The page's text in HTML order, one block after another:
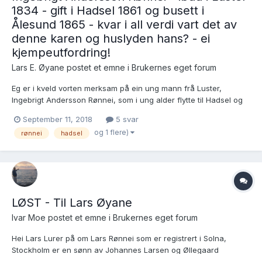
1834 - gift i Hadsel 1861 og busett i
Ålesund 1865 - kvar i all verdi vart det av
denne karen og huslyden hans? - ei
kjempeutfordring!
Lars E. Øyane postet et emne i Brukernes eget forum
Eg er i kveld vorten merksam på ein ung mann frå Luster,
Ingebrigt Andersson Rønnei, som i ung alder flytte til Hadsel og
meir om etter 1865. Eg fann desse opplysningane alt for 30 år
sidan, men greier i dag ikkje å finna ut noko meir en...
September 11, 2018 5 svar
rønnei hadsel og 1 flere)
LØST - Til Lars Øyane
Ivar Moe postet et emne i Brukernes eget forum
Hei Lars Lurer på om Lars Rønnei som er registrert i Solna,
Stockholm er en sønn av Johannes Larsen og Øllegaard